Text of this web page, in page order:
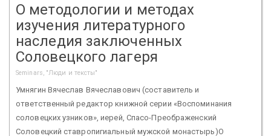
О методологии и методах
изучения литературного
наследия заключенных
Соловецкого лагеря
Seminars, "Люди и тексты"
Умнягин Вячеслав Вячеславович (составитель и
ответственный редактор книжной серии «Воспоминания
соловецких узников», иерей, Спасо-Преображенский
Соловецкий ставропигиальный мужской монастырь)О